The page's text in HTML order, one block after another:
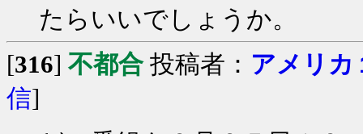
たらいいでしょうか。
[316] 不都合投稿者： アメリカ
信]